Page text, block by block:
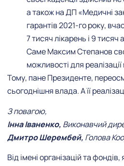
а також на ДП «Медичні
гарантів 2021-го року,
7 тисяч лікарень і 9
Саме Максим Степанов
можливості для
Тому, пане Президенте,
сьогоднішня влада. А її
З повагою,
Інна Іваненко, Виконавчий
Дмитро Шерембей, Голова
Від імені організацій та